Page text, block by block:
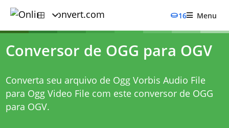
16 Menu
Conversor de OGG para OGV
Converta seu arquivo de Ogg Vorbis Audio File
para Ogg Video File com este conversor de OGG
para OGV.